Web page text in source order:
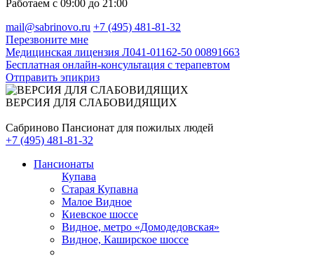
Работаем с 09:00 до 21:00
mail@sabrinovo.ru +7 (495) 481-81-32
Перезвоните мне
Медицинская лицензия Л041-01162-50 00891663
Бесплатная онлайн-консультация с терапевтом
Отправить эпикриз
ВЕРСИЯ ДЛЯ СЛАБОВИДЯЩИХ
Сабриново Пансионат для пожилых людей
+7 (495) 481-81-32
Пансионаты
Купава
Старая Купавна
Малое Видное
Киевское шоссе
Видное, метро «Домодедовская»
Видное, Каширское шоссе